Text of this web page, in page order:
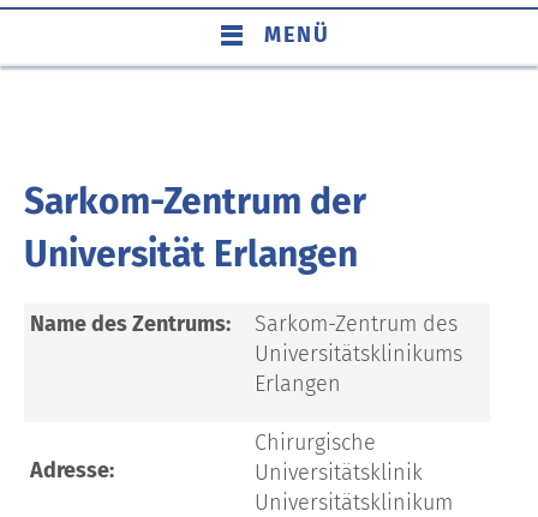
MENÜ
Sarkom-Zentrum der
Universität Erlangen
Name des Zentrums:
Sarkom-Zentrum des
Universitätsklinikums
Erlangen
Adresse:
Chirurgische
Universitätsklinik
Universitätsklinikum